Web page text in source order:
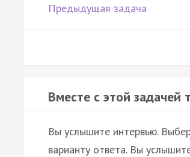
Предыдущая задача
Вместе с этой
Вы услышите интервью.
варианту ответа. Вы